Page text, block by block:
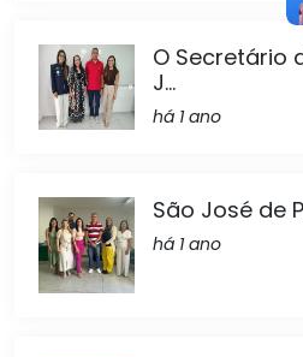
O Secretário
J...
há 1 ano
São José de
há 1 ano